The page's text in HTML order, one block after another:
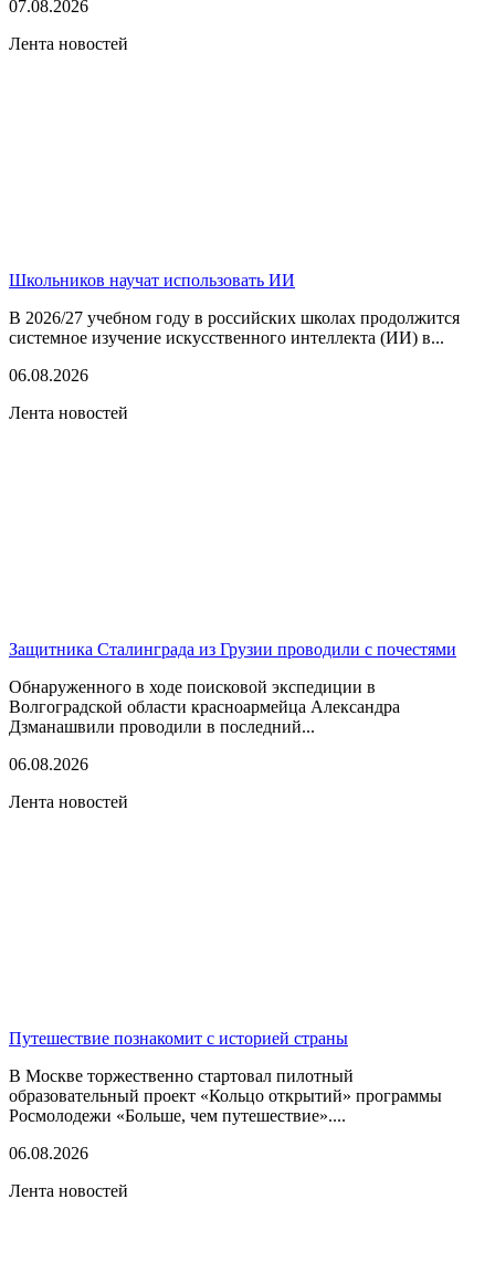
07.08.2026
Лента новостей
Школьников научат использовать ИИ
В 2026/27 учебном году в российских школах продолжится
системное изучение искусственного интеллекта (ИИ) в...
06.08.2026
Лента новостей
Защитника Сталинграда из Грузии проводили с почестями
Обнаруженного в ходе поисковой экспедиции в
Волгоградской области красноармейца Александра
Дзманашвили проводили в последний...
06.08.2026
Лента новостей
Путешествие познакомит с историей страны
В Москве торжественно стартовал пилотный
образовательный проект «Кольцо открытий» программы
Росмолодежи «Больше, чем путешествие»....
06.08.2026
Лента новостей